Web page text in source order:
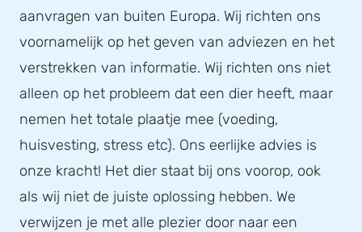
aanvragen van buiten Europa. Wij richten ons
voornamelijk op het geven van adviezen en het
verstrekken van informatie. Wij richten ons niet
alleen op het probleem dat een dier heeft, maar
nemen het totale plaatje mee (voeding,
huisvesting, stress etc). Ons eerlijke advies is
onze kracht! Het dier staat bij ons voorop, ook
als wij niet de juiste oplossing hebben. We
verwijzen je met alle plezier door naar een